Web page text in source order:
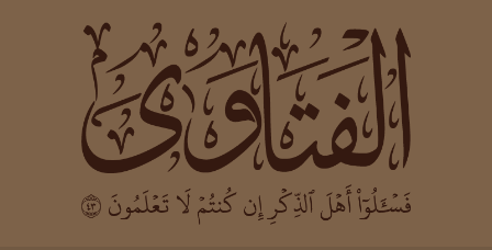
العالم
بن باز
بن العثيمين
طريقة البحث
ذكي